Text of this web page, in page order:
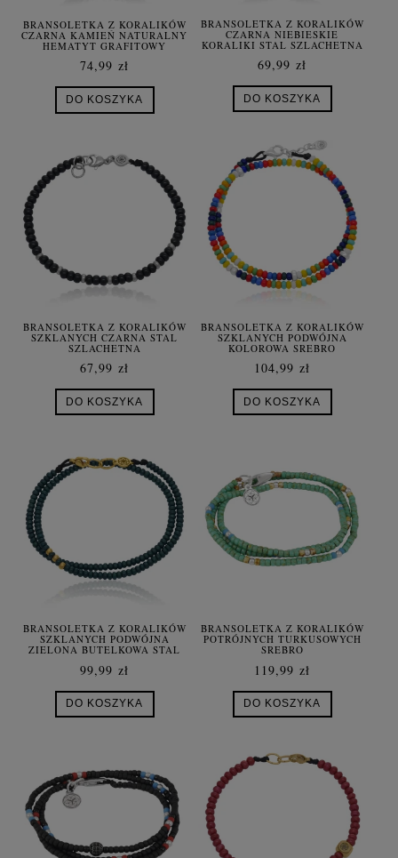
BRANSOLETKA Z KORALIKÓW
CZARNA KAMIEŃ NATURALNY
HEMATYT GRAFITOWY
74,99 zł
DO KOSZYKA
BRANSOLETKA Z KORALIKÓW
CZARNA NIEBIESKIE
KORALIKI STAL SZLACHETNA
69,99 zł
DO KOSZYKA
BRANSOLETKA Z KORALIKÓW
SZKLANYCH CZARNA STAL
SZLACHETNA
67,99 zł
DO KOSZYKA
BRANSOLETKA Z KORALIKÓW
SZKLANYCH PODWÓJNA
KOLOROWA SREBRO
104,99 zł
DO KOSZYKA
BRANSOLETKA Z KORALIKÓW
SZKLANYCH PODWÓJNA
ZIELONA BUTELKOWA STAL
99,99 zł
DO KOSZYKA
BRANSOLETKA Z KORALIKÓW
POTRÓJNYCH TURKUSOWYCH
SREBRO
119,99 zł
DO KOSZYKA